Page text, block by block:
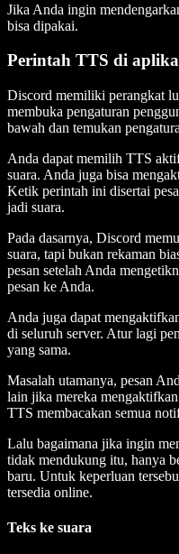
Jika Anda ingin
bisa dipakai.
Perintah TTS di
Discord memiliki perangkat
membuka pengaturan
bawah dan temukan
Anda dapat memilih TTS
suara. Anda juga bisa
Ketik perintah ini disertai
jadi suara.
Pada dasarnya, Discord
suara, tapi bukan rekaman
pesan setelah Anda
pesan ke Anda.
Anda juga dapat
di seluruh server. Atur lagi
yang sama.
Masalah utamanya, pesan
lain jika mereka
TTS membacakan semua
Lalu bagaimana jika ingin
tidak mendukung itu, hanya
baru. Untuk keperluan
tersedia online.
Teks ke suara